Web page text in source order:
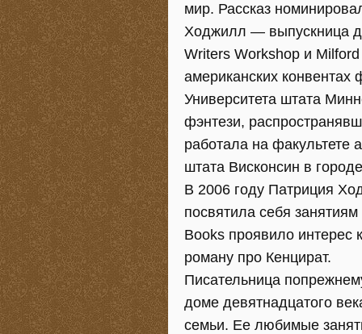
мир. Рассказ
Ходжилл — выпускница
Writers Workshop и
американских конвентах
Университета штата
фэнтези,
работала на факультете
штата Висконсин в
В 2006 году Патриция
посвятила себя
Books проявило
роману про Кенцират.
Писательница
доме девятнадцатого
семьи. Ее любимые